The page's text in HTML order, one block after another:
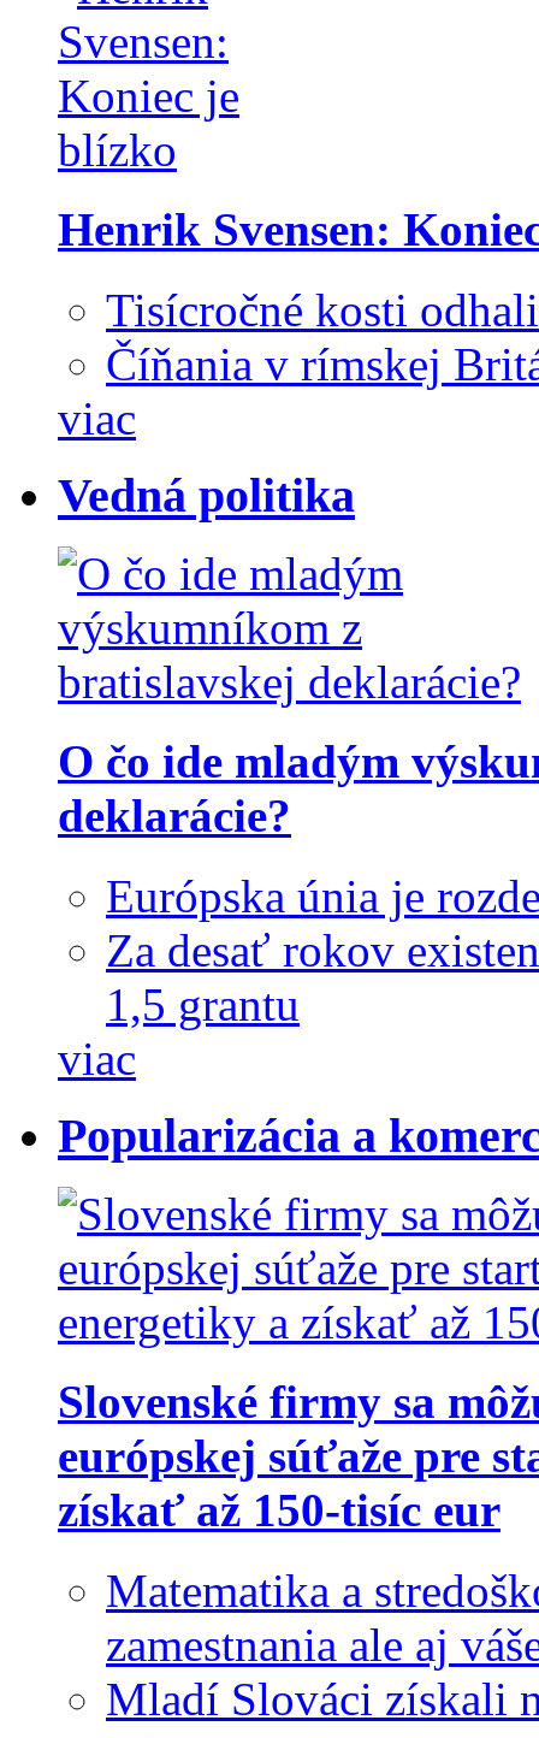
Henrik Svensen:
Tisícročné kosti
Číňania v rímskej
viac
Vedná politika
O čo ide mladým
deklarácie?
Európska únia je
Za desať rokov
1,5 grantu
viac
Popularizácia a
Slovenské firmy sa
európskej súťaže pre
získať až 150-tisíc eur
Matematika a
zamestnania ale aj
Mladí Slováci získali